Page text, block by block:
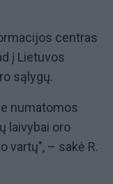
centras
į Lietuvos
sąlygų.
numatomos
laivybai oro
vartų", – sakė R.